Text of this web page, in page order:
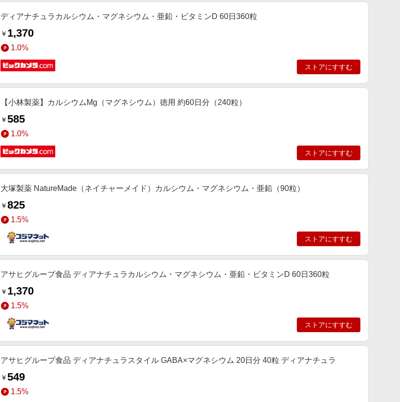
ディアナチュラカルシウム・マグネシウム・亜鉛・ビタミンD 60日360粒
￥ 1,370
1.0%
ストアにすすむ
【小林製薬】カルシウムMg（マグネシウム）徳用 約60日分（240粒）
￥585
1.0%
ストアにすすむ
大塚製薬 NatureMade（ネイチャーメイド）カルシウム・マグネシウム・亜鉛（90粒）
￥825
1.5%
ストアにすすむ
アサヒグループ食品 ディアナチュラカルシウム・マグネシウム・亜鉛・ビタミンD 60日360粒
￥ 1,370
1.5%
ストアにすすむ
アサヒグループ食品 ディアナチュラスタイル GABA×マグネシウム 20日分 40粒 ディアナチュラ
￥549
1.5%